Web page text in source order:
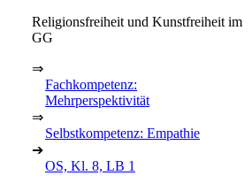
Religionsfreiheit und Kunstfreiheit im
GG
⇒
Fachkompetenz:
Mehrperspektivität
⇒
Selbstkompetenz: Empathie
➔
OS, Kl. 8, LB 1